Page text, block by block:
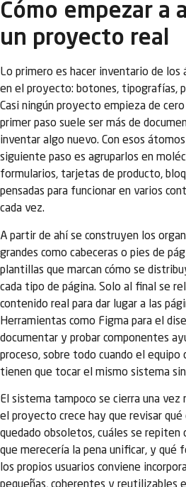
Cómo empezar a
un proyecto real
Lo primero es hacer inventario de
en el proyecto: botones, tipografías,
Casi ningún proyecto empieza de
primer paso suele ser más de
inventar algo nuevo. Con esos
siguiente paso es agruparlos en
formularios, tarjetas de producto,
pensadas para funcionar en varios
cada vez.
A partir de ahí se construyen los
grandes como cabeceras o pies de
plantillas que marcan cómo se
cada tipo de página. Solo al final se
contenido real para dar lugar a las
Herramientas como Figma para el
documentar y probar componentes
proceso, sobre todo cuando el equipo
tienen que tocar el mismo sistema
El sistema tampoco se cierra una vez
el proyecto crece hay que revisar qué
quedado obsoletos, cuáles se repiten
que merecería la pena unificar, y qué
los propios usuarios conviene